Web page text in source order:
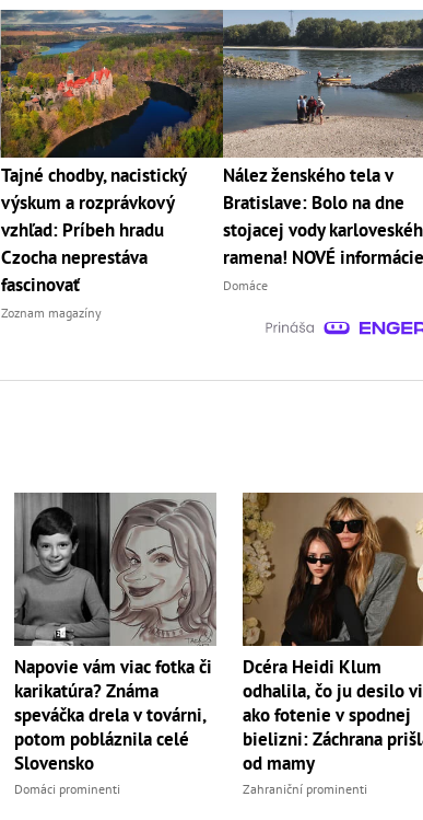
Tajné chodby, nacistický
výskum a rozprávkový
vzhľad: Príbeh hradu
Czocha neprestáva
fascinovať
Zoznam magazíny
Nález ženského tela v
Bratislave: Bolo na dne
stojacej vody
ramena! NOVÉ
Domáce
Napovie vám viac fotka či
karikatúra? Známa
speváčka drela v továrni,
potom pobláznila celé
Slovensko
Domáci prominenti
Dcéra Heidi Klum
odhalila, čo ju desilo
ako fotenie v spodnej
bielizni: Záchrana
od mamy
Zahraniční prominenti